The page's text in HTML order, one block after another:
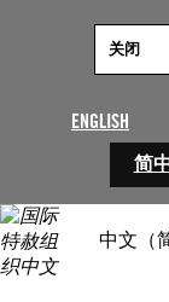
ENGLISH
简
关闭
中文（